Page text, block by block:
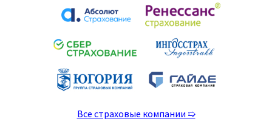
Все страховые компании ➯